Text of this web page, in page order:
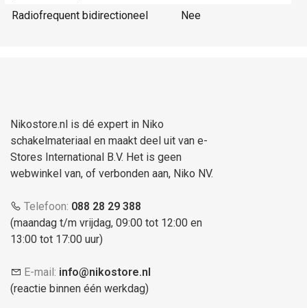
Radiofrequent bidirectioneel Nee
Nikostore.nl is dé expert in Niko
schakelmateriaal en maakt deel uit van e-
Stores International B.V. Het is geen
webwinkel van, of verbonden aan, Niko NV.
Telefoon: 088 28 29 388
(maandag t/m vrijdag, 09:00 tot 12:00 en
13:00 tot 17:00 uur)
E-mail: info@nikostore.nl
(reactie binnen één werkdag)